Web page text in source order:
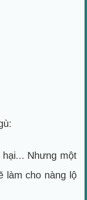
Nhưng một
làm cho nàng lộ